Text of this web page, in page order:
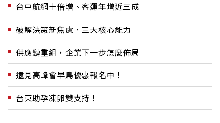
台中航網十倍增、客運年增近三成
破解決策新焦慮，三大核心能力
供應鏈重組，企業下一步怎麼佈局
遠見高峰會早鳥優惠報名中！
台東助孕凍卵雙支持！